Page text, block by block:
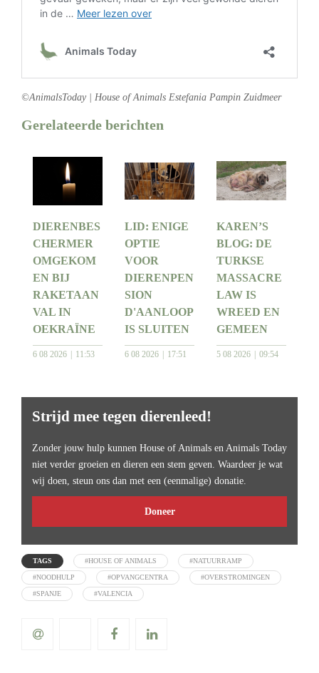
©AnimalsToday | House of Animals Estefania Pampin Zuidmeer
Gerelateerde berichten
DIERENBES
CHERMER
OMGEKOM
EN BIJ
RAKETAAN
VAL IN
OEKRAÏNE
6 08 2026 11:53
LID: ENIGE
OPTIE
VOOR
DIERENPEN
SION
D'AANLOOP
IS SLUITEN
6 08 2026 17:51
KAREN’S
BLOG: DE
TURKSE
MASSACRE
LAW IS
WREED EN
GEMEEN
5 08 2026 09:54
Strijd mee tegen dierenleed!
Zonder jouw hulp kunnen House of Animals en Animals Today
niet verder groeien en dieren een stem geven. Waardeer je wat
wij doen, steun ons dan met een (eenmalige) donatie.
Doneer
TAGS #HOUSE OF ANIMALS #NATUURRAMP
#NOODHULP #OPVANGCENTRA #OVERSTROMINGEN
#SPANJE #VALENCIA